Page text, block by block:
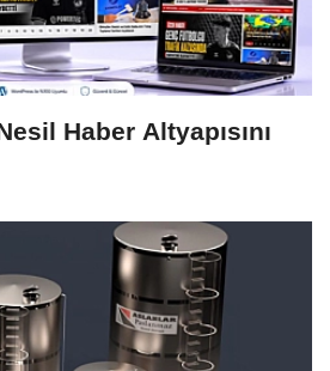
Haber Altyapısını